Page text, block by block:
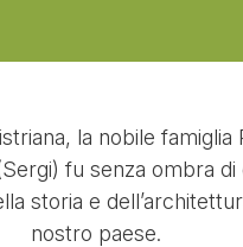
la nobile famiglia
fu senza ombra di
storia e
nostro paese.